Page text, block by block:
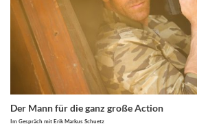
Der Mann für die ganz große Action
Im Gespräch mit Erik Markus Schuetz